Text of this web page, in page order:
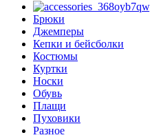
Брюки
Джемперы
Кепки и бейсболки
Костюмы
Куртки
Носки
Обувь
Плащи
Пуховики
Разное